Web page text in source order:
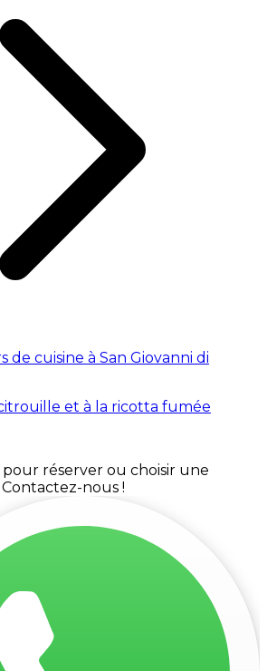
de cuisine à San Giovanni di
et à la ricotta fumée
pour réserver ou choisir une
nous !